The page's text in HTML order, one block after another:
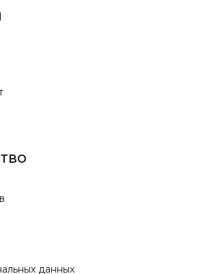
данных